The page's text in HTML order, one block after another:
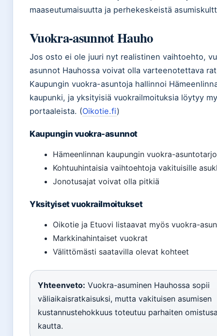
maaseutumaisuutta ja perhekeskeistä
Vuokra-asunnot Hauho
Jos osto ei ole juuri nyt realistinen vaihtoehto,
asunnot Hauhossa voivat olla varteenotettava
Kaupungin vuokra-asuntoja hallinnoi
kaupunki, ja yksityisiä vuokrailmoituksia löytyy
portaaleista. (Oikotie.fi)
Kaupungin vuokra-asunnot
Hämeenlinnan kaupungin vuokra-
Kohtuuhintaisia vaihtoehtoja vakituisille
Jonotusajat voivat olla pitkiä
Yksityiset vuokrailmoitukset
Oikotie ja Etuovi listaavat myös vuokra-
Markkinahintaiset vuokrat
Välittömästi saatavilla olevat kohteet
Yhteenveto: Vuokra-asuminen Hauhossa sopii
väliaikaisratkaisuksi, mutta vakituisen asumisen
kustannustehokkuus toteutuu parhaiten
kautta.